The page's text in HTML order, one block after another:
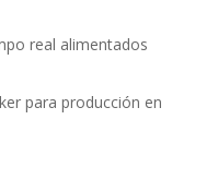
real alimentados
para producción en